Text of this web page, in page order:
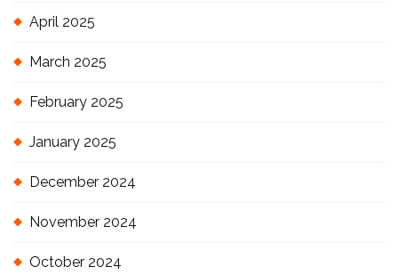
April 2025
March 2025
February 2025
January 2025
December 2024
November 2024
October 2024